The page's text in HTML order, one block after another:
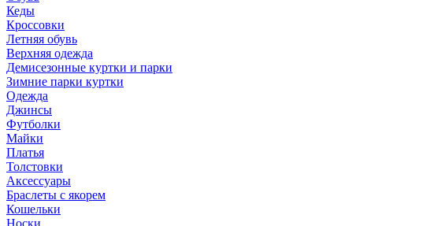
Кеды
Кроссовки
Летняя обувь
Верхняя одежда
Демисезонные куртки и парки
Зимние парки куртки
Одежда
Джинсы
Футболки
Майки
Платья
Толстовки
Аксессуары
Браслеты с якорем
Кошельки
Носки